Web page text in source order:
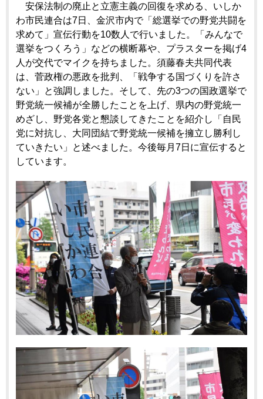
安保法制の廃止と立憲主義の回復を求める、いしか
わ市民連合は7日、金沢市内で「総選挙での野党共闘を
求めて」宣伝行動を10数人で行いました。「みんなで
選挙をつくろう」などの横断幕や、プラスターを掲げ4
人が交代でマイクを持ちました。須藤春夫共同代表
は、菅政権の悪政を批判、「戦争する国づくりを許さ
ない」と強調しました。そして、先の3つの国政選挙で
野党統一候補が全勝したことを上げ、県内の野党統一
めざし、野党各党と懇談してきたことを紹介し「自民
党に対抗し、大同団結で野党統一候補を擁立し勝利し
ていきたい」と述べました。今後毎月7日に宣伝すると
しています。